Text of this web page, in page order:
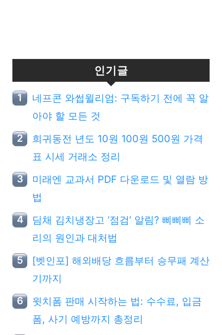
인기글
네프콘 와썹윌리엄: 구독하기 전에 꼭 알
아야 할 모든 것
희귀동전 년도 10원 100원 500원 가격
표 시세 거래소 정리
미래엔 교과서 PDF 다운로드 및 열람 방
법
딤채 김치냉장고 ‘점검’ 알림? 삐삐삐 소
리의 원인과 대처법
[벳인포] 해외배당 흐름부터 승무패 계산
기까지
윗치폼 판매 시작하는 법: 수수료, 입금
폼, 사기 예방까지 총정리